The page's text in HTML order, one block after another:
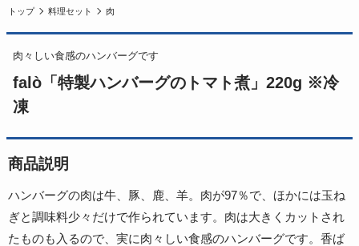
トップ 料理セット 肉
肉々しい食感のハンバーグです
falò「特製ハンバーグのトマト煮」220g ※冷
凍
商品説明
ハンバーグの肉は牛、豚、鹿、羊。肉が97％で、ほかには玉ね
ぎと調味料少々だけで作られています。肉は大きくカットされ
たものも入るので、実に肉々しい食感のハンバーグです。香ば